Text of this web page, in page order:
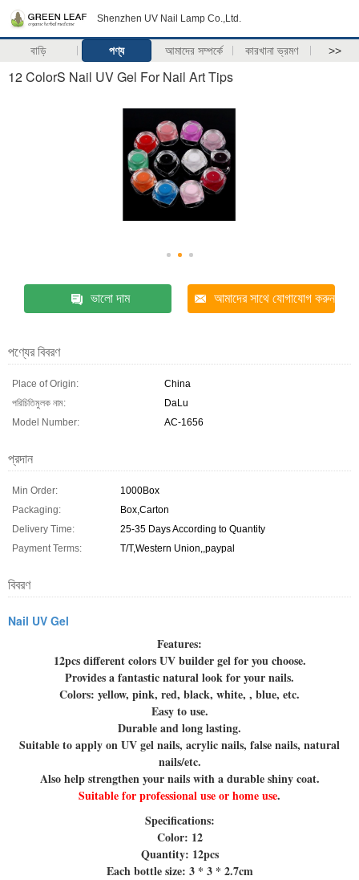
Shenzhen UV Nail Lamp Co.,Ltd.
বাড়ি পণ্য আমাদের সম্পর্কে কারখানা ভ্রমণ >>
12 ColorS Nail UV Gel For Nail Art Tips
ভালো দাম আমাদের সাথে যোগাযোগ করুন
পণ্যের বিবরণ
Place of Origin:
China
পরিচিতিমুলক নাম:
DaLu
Model Number:
AC-1656
প্রদান
Min Order:
1000Box
Packaging:
Box,Carton
Delivery Time:
25-35 Days According to Quantity
Payment Terms:
T/T,Western Union,,paypal
বিবরণ
Nail UV Gel
Features:
12pcs different colors UV builder gel for you choose.
Provides a fantastic natural look for your nails.
Colors: yellow, pink, red, black, white, , blue, etc.
Easy to use.
Durable and long lasting.
Suitable to apply on UV gel nails, acrylic nails, false nails, natural
nails/etc.
Also help strengthen your nails with a durable shiny coat.
Suitable for professional use or home use.
Specifications:
Color: 12
Quantity: 12pcs
Each bottle size: 3 * 3 * 2.7cm